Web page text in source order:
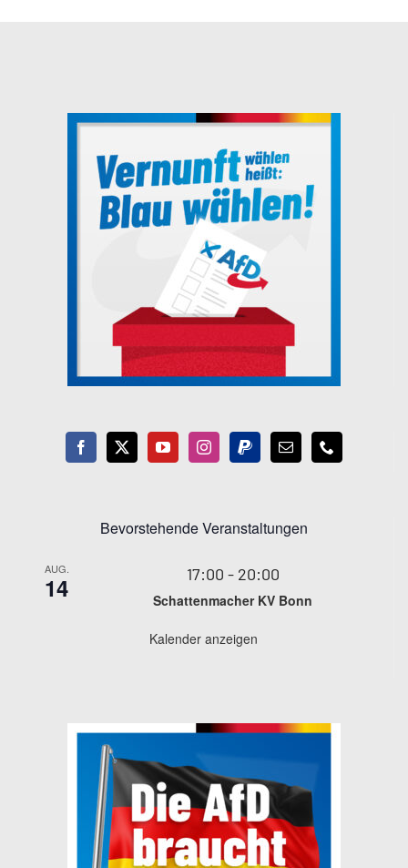
Bevorstehende Veranstaltungen
AUG.
14 17:00 - 20:00
Schattenmacher KV Bonn
Kalender anzeigen